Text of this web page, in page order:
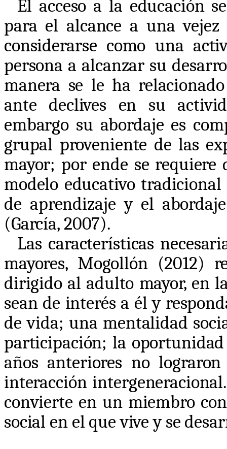
El acceso a la educación
para el alcance a una vejez
considerarse como una
persona a alcanzar su
manera se le ha
ante declives en su
embargo su abordaje es
grupal proveniente de las
mayor; por ende se requiere
modelo educativo
de aprendizaje y el
(García, 2007).
Las características
mayores, Mogollón (2012)
dirigido al adulto mayor, en
sean de interés a él y
de vida; una mentalidad
participación; la
años anteriores no
interacción
convierte en un miembro
social en el que vive y se